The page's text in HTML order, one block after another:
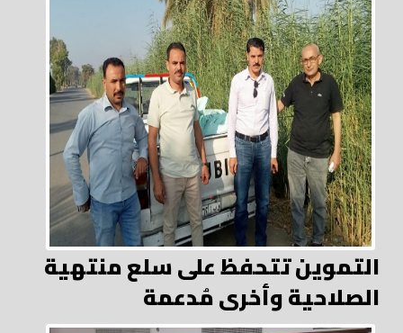
التموين تتحفظ على سلع منتهية
الصلاحية وأخرى مُدعمة